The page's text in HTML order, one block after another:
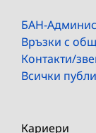
БАН-
Връзки с
Контакти/
Всички
Кариери